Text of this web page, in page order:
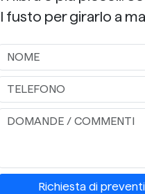
fusto per girarlo a
Richiesta di